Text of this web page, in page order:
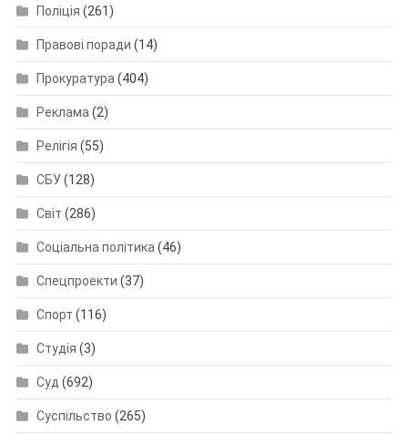
Поліція (261)
Правові поради (14)
Прокуратура(404)
Реклама(2)
Релігія (55)
СБУ(128)
Світ (286)
Соціальна політика(46)
Спецпроекти (37)
Спорт (116)
Студія (3)
Суд (692)
Суспільство (265)